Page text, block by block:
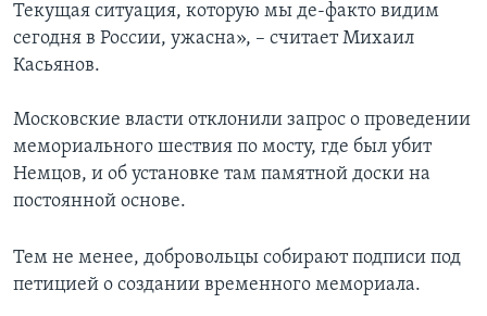
Текущая ситуация, которую мы де-факто видим
сегодня в России, ужасна», – считает Михаил
Касьянов.
Московские власти отклонили запрос о проведении
мемориального шествия по мосту, где был убит
Немцов, и об установке там памятной доски на
постоянной основе.
Тем не менее, добровольцы собирают подписи под
петицией о создании временного мемориала.